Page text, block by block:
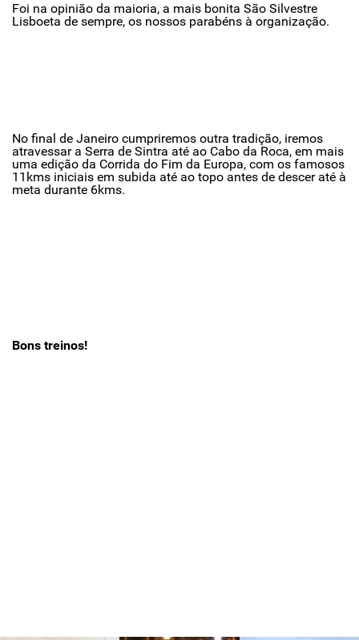
Foi na opinião da maioria, a mais bonita São Silvestre
Lisboeta de sempre, os nossos parabéns à organização.
No final de Janeiro cumpriremos outra tradição, iremos
atravessar a Serra de Sintra até ao Cabo da Roca, em mais
uma edição da Corrida do Fim da Europa, com os famosos
11kms iniciais em subida até ao topo antes de descer até à
meta durante 6kms.
Bons treinos!